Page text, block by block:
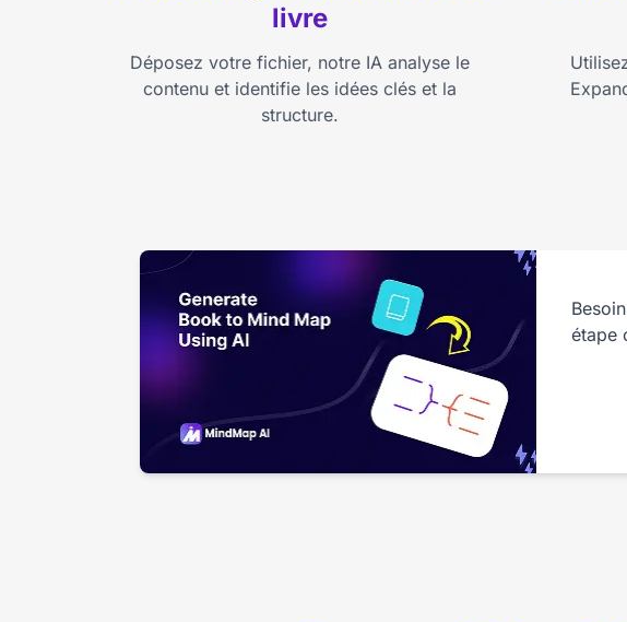
livre
Déposez votre fichier, notre IA analyse le
contenu et identifie les idées clés et la
structure.
étape